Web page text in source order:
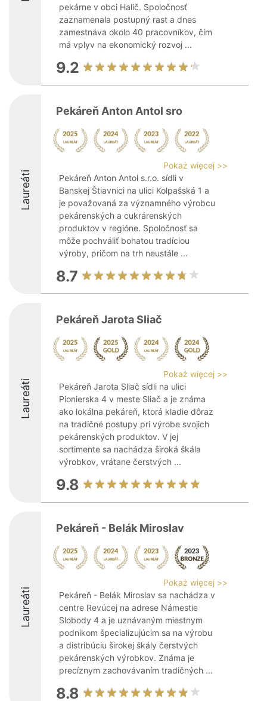
pekárne v obci Halič. Spoločnosť
zaznamenala postupný rast a dnes
zamestnáva okolo 40 pracovníkov, čím
má vplyv na ekonomický rozvoj ...
9.2
Laureáti
Pekáreň Anton Antol sro
Pokaż więcej >>
Pekáreň Anton Antol s.r.o. sídli v
Banskej Štiavnici na ulici Kolpašská 1 a
je považovaná za významného výrobcu
pekárenských a cukrárenských
produktov v regióne. Spoločnosť sa
môže pochváliť bohatou tradíciou
výroby, pričom na trh neustále ...
8.7
Laureáti
Pekáreň Jarota Sliač
Pokaż więcej >>
Pekáreň Jarota Sliač sídli na ulici
Pionierska 4 v meste Sliač a je známa
ako lokálna pekáreň, ktorá kladie dôraz
na tradičné postupy pri výrobe svojich
pekárenských produktov. V jej
sortimente sa nachádza široká škála
výrobkov, vrátane čerstvých ...
9.8
Laureáti
Pekáreň - Belák Miroslav
Pokaż więcej >>
Pekáreň - Belák Miroslav sa nachádza v
centre Revúcej na adrese Námestie
Slobody 4 a je uznávaným miestnym
podnikom špecializujúcim sa na výrobu
a distribúciu širokej škály čerstvých
pekárenských výrobkov. Známa je
precíznym zachovávaním tradičných ...
8.8